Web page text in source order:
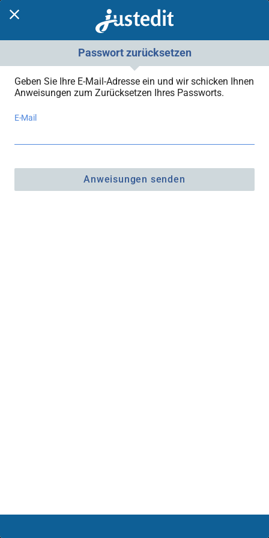
Passwort zurücksetzen
Geben Sie Ihre E-Mail-Adresse ein und wir schicken Ihnen
Anweisungen zum Zurücksetzen Ihres Passworts.
E-Mail
Anweisungen senden